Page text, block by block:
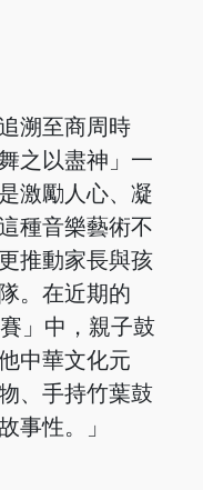
溯至商周時
之以盡神」一
激勵人心、凝
種音樂藝術不
推動家長與孩
。在近期的
」中，親子鼓
中華文化元
、手持竹葉鼓
事性。」